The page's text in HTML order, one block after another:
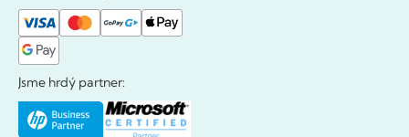
Jsme hrdý partner: